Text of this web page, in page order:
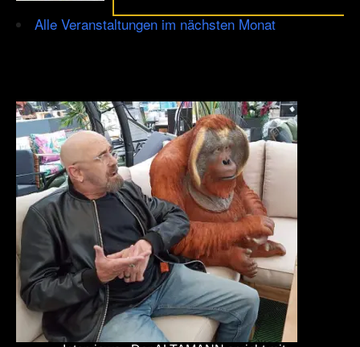
Alle Veranstaltungen im nächsten Monat